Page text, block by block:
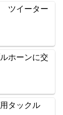
ツイーター
ホーンに交
タックル